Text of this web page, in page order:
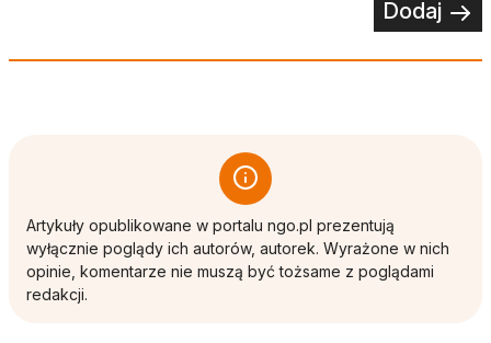
Dodaj
Artykuły opublikowane w portalu ngo.pl prezentują
wyłącznie poglądy ich autorów, autorek. Wyrażone w nich
opinie, komentarze nie muszą być tożsame z poglądami
redakcji.